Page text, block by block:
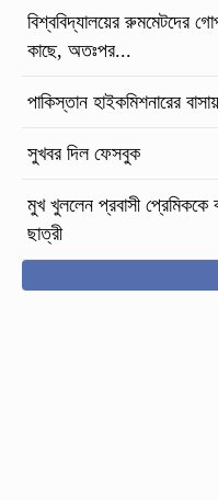
বিশ্ববিদ্যালয়ের রুমমেটদের
কাছে, অতঃপর...
পাকিস্তান হাইকমিশনারের
সুখবর দিল ফেসবুক
মুখ খুললেন প্রবাসী প্রেমিককে
ছাত্রী